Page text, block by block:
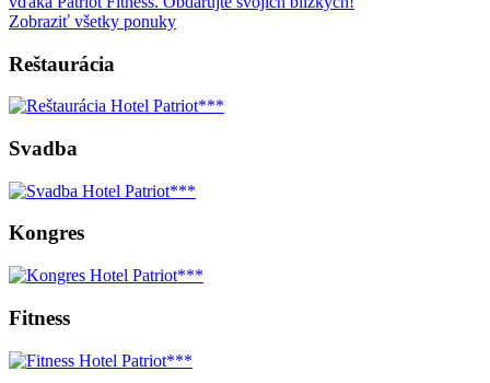
Zobraziť všetky ponuky
Reštaurácia
Svadba
Kongres
Fitness